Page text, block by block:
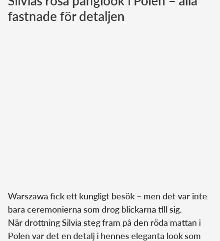
Norska kungahuset
fastnade för detaljen
Warszawa fick ett kungligt besök – men det var inte
bara ceremonierna som drog blickarna till sig.
När drottning Silvia steg fram på den röda mattan i
Polen var det en detalj i hennes eleganta look som